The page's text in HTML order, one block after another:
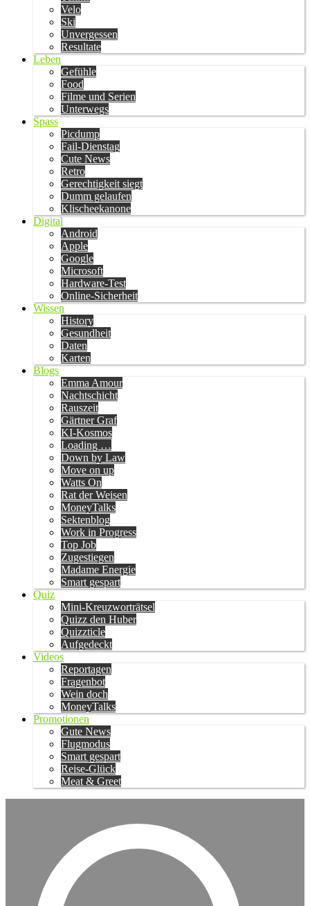
Velo
Ski
Unvergessen
Resultate
Leben
Gefühle
Food
Filme und Serien
Unterwegs
Spass
Picdump
Fail-Dienstag
Cute News
Retro
Gerechtigkeit siegt
Dumm gelaufen
Klischeekanone
Digital
Android
Apple
Google
Microsoft
Hardware-Test
Online-Sicherheit
Wissen
History
Gesundheit
Daten
Karten
Blogs
Emma Amour
Nachtschicht
Rauszeit
Gärtner Graf
KI-Kosmos
Loading …
Down by Law
Move on up
Watts On
Rat der Weisen
MoneyTalks
Sektenblog
Work in Progress
Top Job
Zugestiegen
Madame Energie
Smart gespart
Quiz
Mini-Kreuzworträtsel
Quizz den Huber
Quizzticle
Aufgedeckt
Videos
Reportagen
Fragenbot
Wein doch
MoneyTalks
Promotionen
Gute News
Flugmodus
Smart gespart
Reise-Glück
Meat & Greet